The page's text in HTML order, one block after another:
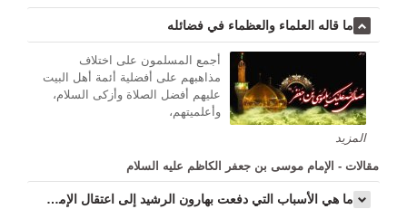
ما قاله العلماء والعظماء في فضائله
أجمع المسلمون على اختلاف
مذاهبهم على أفضلية أئمة أهل البيت
عليهم أفضل الصلاة وأزكى السلام،
وأعلميتهم،
المزید
مقالات - الإمام موسى بن جعفر الكاظم عليه السلام
ما هي الأسباب التي دفعت بهارون الرشيد إلى اعتقال الإمام (عليه السلام)؟...